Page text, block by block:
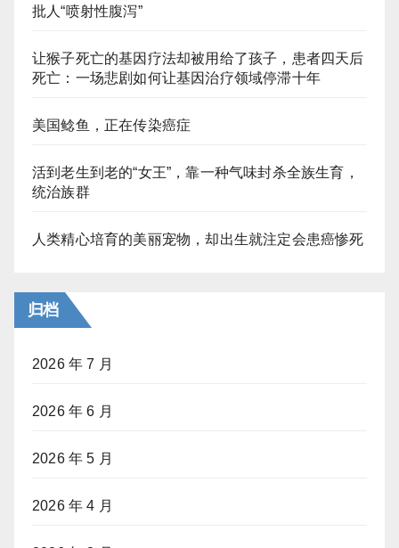
批人“喷射性腹泻”
让猴子死亡的基因疗法却被用给了孩子，患者四天后
死亡：一场悲剧如何让基因治疗领域停滞十年
美国鲶鱼，正在传染癌症
活到老生到老的“女王”，靠一种气味封杀全族生育，
统治族群
人类精心培育的美丽宠物，却出生就注定会患癌惨死
归档
2026 年 7 月
2026 年 6 月
2026 年 5 月
2026 年 4 月